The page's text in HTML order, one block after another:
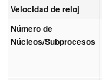
Velocidad de reloj
Número de
Núcleos/Subprocesos